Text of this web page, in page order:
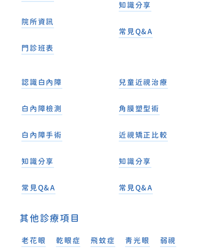
院所資訊
門診班表
知識分享
常見Q&A
認識白內障
白內障檢測
白內障手術
知識分享
常見Q&A
兒童近視治療
角膜塑型術
近視矯正比較
知識分享
常見Q&A
其他診療項目
老花眼 乾眼症 飛蚊症 青光眼 弱視